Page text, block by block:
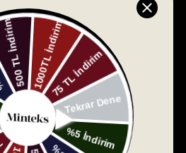
küçük bir dükkânda başlayan
açık ve 8.500 metrekare
tanınan bir marka olarak sürdürüyor.
misyonuyla ev tekstili
hedeflemektedir.
: HOSGELDİN10